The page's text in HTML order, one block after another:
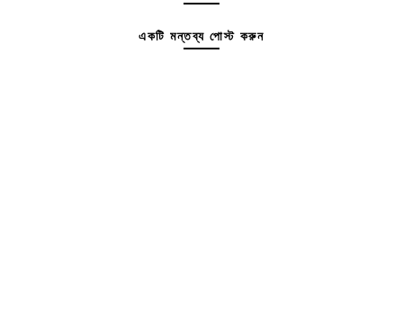
একটি মন্তব্য পোস্ট করুন